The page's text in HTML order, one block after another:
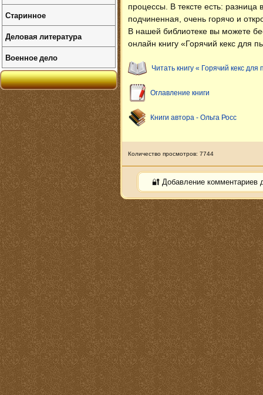
процессы. В тексте есть:
подчиненная, очень горячо и
В нашей библиотеке вы можете
онлайн книгу «Горячий кекс для
Читать книгу « Горячий кекс
Оглавление книги
Книги автора - Ольга Росс
Количество просмотров: 7744
🔐 Добавление комментариев
Старинное
Деловая литература
Военное дело